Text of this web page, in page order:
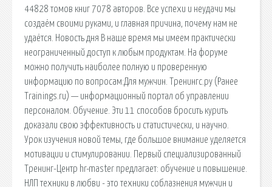
44828 томов книг 7078 авторов. Все успехи и неудачи мы
создаём своими руками, и главная причина, почему нам не
удаётся. Новость дня В наше время мы имеем практически
неограниченный доступ к любым продуктам. На форуме
можно получить наиболее полную и проверенную
информацию по вопросам:Для мужчин. Тренингс.ру (Ранее
Trainings.ru) — информационный портал об управлении
персоналом. Обучение. Эти 11 способов бросить курить
доказали свою эффективность и статистически, и научно.
Урок изучения новой темы, где большое внимание уделяется
мотивации и стимулировании. Первый специализированный
Тренинг-Центр hr-master предлагает: обучение и повышение.
НЛП техники в любви - это техники соблазнения мужчин и